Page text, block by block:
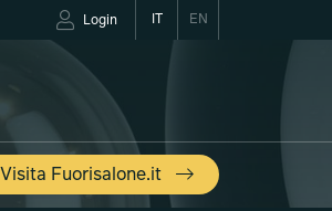
EN
Login
Visita Fuorisalone.it